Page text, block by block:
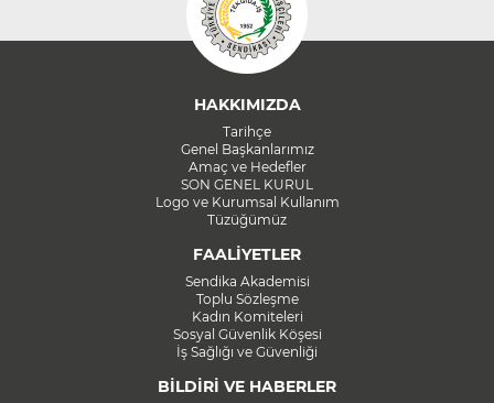
HAKKIMIZDA
Tarihçe
Genel Başkanlarımız
Amaç ve Hedefler
SON GENEL KURUL
Logo ve Kurumsal Kullanım
Tüzüğümüz
FAALİYETLER
Sendika Akademisi
Toplu Sözleşme
Kadın Komiteleri
Sosyal Güvenlik Köşesi
İş Sağlığı ve Güvenliği
BİLDİRİ VE HABERLER